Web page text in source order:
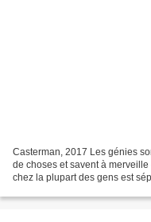
Casterman, 2017 Les génies
de choses et savent à
chez la plupart des gens est